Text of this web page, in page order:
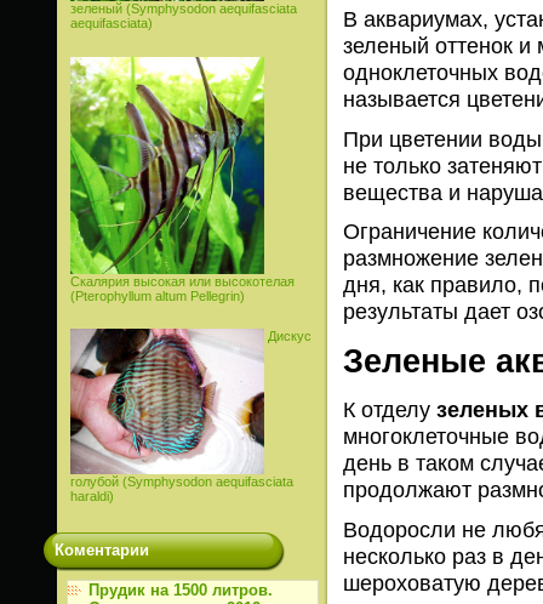
зеленый (Symphysodon aequifasciata
aequifasciata)
Скалярия высокая или высокотелая
(Pterophyllum altum Pellegrin)
Дискус
голубой (Symphysodon aequifasciata
haraldi)
Коментарии
Прудик на 1500 литров.
В аквариумах,
зеленый оттенок и
одноклеточных
называется
При цветении
не только
вещества и
Ограничение
размножение
дня, как правило,
результаты дает
Зеленые
К отделу зеленых
многоклеточные
день в таком
продолжают
Водоросли не
несколько раз в
шероховатую